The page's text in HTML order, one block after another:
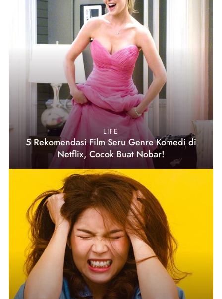
LIFE
5 Rekomendasi Film Seru Genre Komedi di
Netflix, Cocok Buat Nobar!